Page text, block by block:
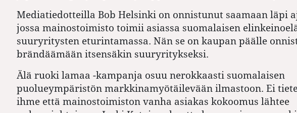
Mediatiedotteilla Bob Helsinki on onnistunut saamaan läpi
jossa mainostoimisto toimii asiassa suomalaisen
suuryritysten eturintamassa. Nän se on kaupan päälle
brändäämään itsensäkin suuryritykseksi.
Älä ruoki lamaa -kampanja osuu nerokkaasti suomalaisen
puolueympäristön markkinamyötäilevään ilmastoon. Ei
ihme että mainostoimiston vanha asiakas kokoomus lähtee